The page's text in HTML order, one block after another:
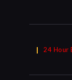
24 Hour